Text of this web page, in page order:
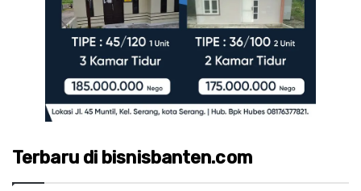
Terbaru di bisnisbanten.com